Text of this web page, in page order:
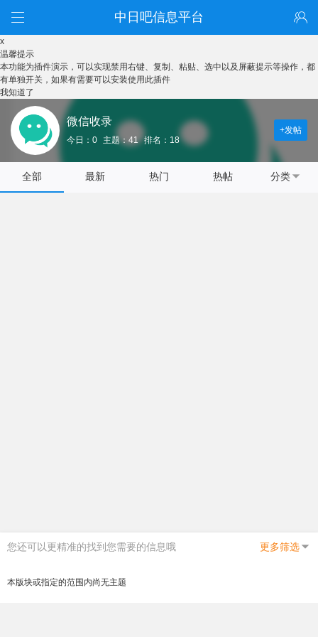
中日吧信息平台
x
温馨提示
本功能为插件演示，可以实现禁用右键、复制、粘贴、选中以及屏蔽提示等操作，都
有单独开关，如果有需要可以安装使用此插件
我知道了
微信收录
今日：0 主题：41 排名：18
+发帖
全部 最新 热门 热帖 分类
您还可以更精准的找到您需要的信息哦 更多筛选
本版块或指定的范围内尚无主题